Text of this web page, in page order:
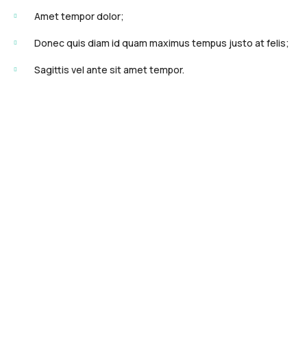
Amet tempor dolor;
Donec quis diam id quam maximus tempus justo at felis;
Sagittis vel ante sit amet tempor.